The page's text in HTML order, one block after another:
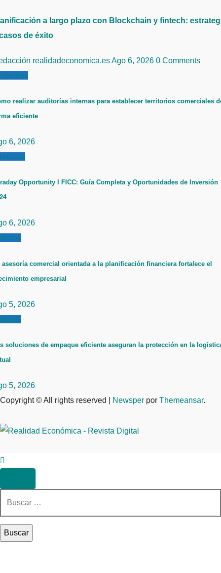
a largo plazo con Blockchain y fintech:
de éxito
realidadeconomica.esAgo 6, 2026 0 Comments
realizar auditorías internas para establecer territorios comerciales
eficiente
6, 2026
Opportunity I FICC: Guía Completa y Oportunidades de Inversión
6, 2026
asesoría comercial orientada a la planificación financiera fortalece el
empresarial
5, 2026
soluciones de empaque eficiente aseguran la protección en la
5, 2026
Copyright © All rights reserved
Newsper por Themeansar.